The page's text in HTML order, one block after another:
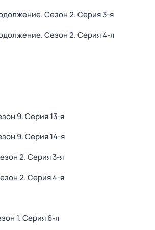
. Сезон 2. Серия 3-я
. Сезон 2. Серия 4-я
9. Серия 13-я
9. Серия 14-я
2. Серия 3-я
2. Серия 4-я
1. Серия 6-я